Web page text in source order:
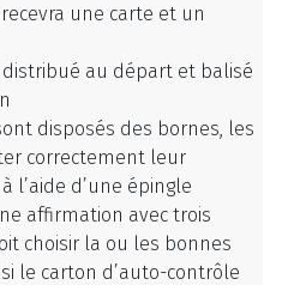
une carte et un
distribué au départ et balisé
disposés des bornes, les
correctement leur
l’aide d’une épingle
affirmation avec trois
choisir la ou les bonnes
le carton d’auto-contrôle